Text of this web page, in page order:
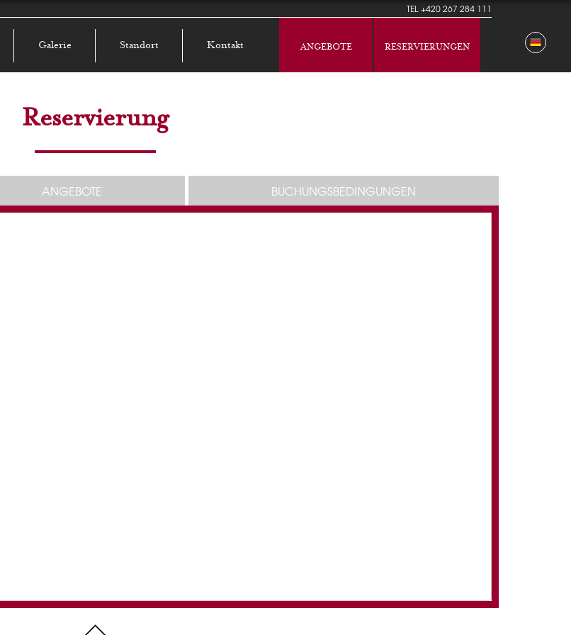
TEL+420 267 284 111
Galerie Standort Kontakt ANGEBOTE RESERVIERUNGEN
Reservierung
ANGEBOTE BUCHUNGSBEDINGUNGEN